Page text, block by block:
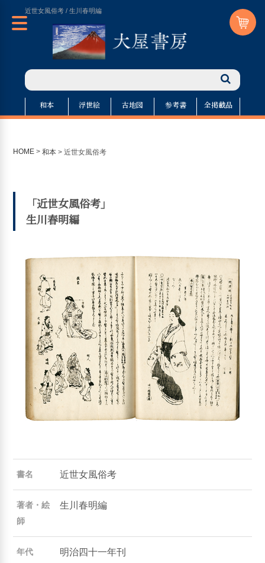
近世女風俗考 / 生川春明編
和本 浮世絵 古地図 参考書 全掲載品
HOME >和本 >近世女風俗考
「近世女風俗考」
生川春明編
書名 近世女風俗考
著者・絵
師
生川春明編
年代 明治四十一年刊